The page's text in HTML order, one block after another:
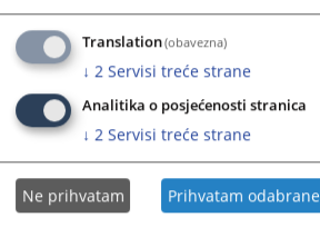
Translation(obavezna)
↓ 2 Servisi treće strane
Analitika o posjećenosti stranica
↓ 2 Servisi treće strane
Ne prihvatam Prihvatam odabrane